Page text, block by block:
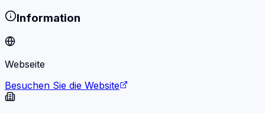
Information
Webseite
Besuchen Sie die Website